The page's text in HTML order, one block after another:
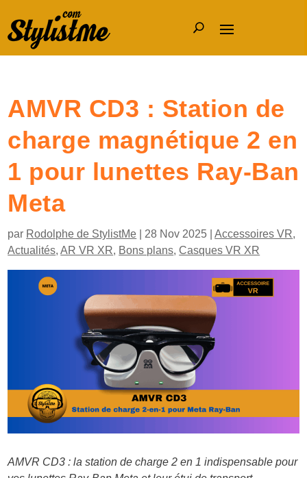
AMVR CD3 : Station de
charge magnétique 2 en
1 pour lunettes Ray-Ban
Meta
par Rodolphe de StylistMe 28 Nov 2025 |Accessoires VR,
Actualités,AR VR XR, Bons plans,Casques VR XR
AMVR CD3 : la station de charge 2 en 1 indispensable pour